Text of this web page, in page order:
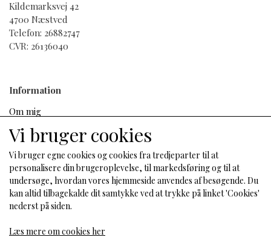
tilhørende elektroder og supplerende produkter, der
er designet til ansigtet, kroppen og hovedbunden, så
du kan nyde en spaoplevelse derhjemme.
Med det krystalklare LED-display og optimerede,
Hvad er inkluderet
1 ageLOC Galvanic Spa Device
1 ageLOC Face Conductor
1 Focus Area Conductor
1 Body Conductor
1 Scalp Conductor
1 Owner’s Manual
2 AAA Batteries
Kildemarksvej 42
4700 Næstved
Telefon: 26882747
CVR: 26136040
Information
Om mig
Cookies
Fortrydelse og reklamation
Sociale medier
Vi bruger cookies
Vi bruger egne cookies og cookies fra tredjeparter til at
personalisere din brugeroplevelse, til markedsføring og til at
undersøge, hvordan vores hjemmeside anvendes af besøgende. Du
kan altid tilbagekalde dit samtykke ved at trykke på linket 'Cookies'
nederst på siden.
Læs mere om cookies her